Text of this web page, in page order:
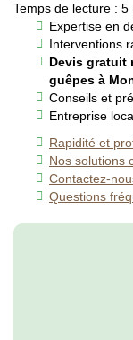
Temps de lecture : 5
Expertise en
Interventions
Devis gratuit
guêpes à
Conseils et
Entreprise
Rapidité et
Nos solutions
Contactez-
Questions